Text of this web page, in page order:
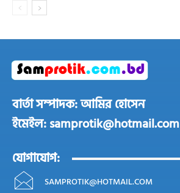
বার্তা সম্পাদক: আমির হোসেন
ইমেইল: samprotik@hotmail.com
যোগাযোগ:
SAMPROTIK@HOTMAIL.COM